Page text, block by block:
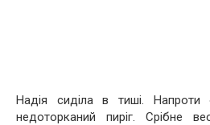
Надія сиділа в тиші. Напроти
недоторканий пиріг. Срібне